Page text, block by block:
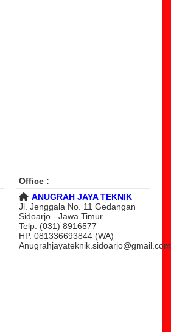
Office :
ANUGRAH JAYA TEKNIK
Jl. Jenggala No. 11 Gedangan
Sidoarjo - Jawa Timur
Telp. (031) 8916577
HP. 081336693844 (WA)
Anugrahjayateknik.sidoarjo@gmail.com